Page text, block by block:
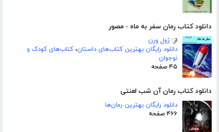
دانلود کتاب رمان سفر به ماه - مصور
از:ژول ورن
دانلود رایگان بهترین کتاب‌های داستان، کتاب‌های کودک و
نوجوان
۴۵ صفحه
دانلود کتاب رمان آن شب لعنتی
دانلود رایگان بهترین رمان‌ها
۴۶۶ صفحه